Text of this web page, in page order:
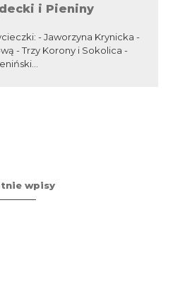
i Pieniny
- Jaworzyna Krynicka -
- Trzy Korony i Sokolica -
wpisy